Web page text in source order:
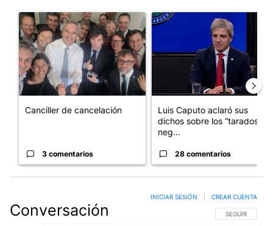
Un artículo de tendencia con el título "Canciller de
Canciller de cancelación
3 comentarios
Un artículo de tendencia con
Luis Caputo aclaró sus
dichos sobre los “tarados” y
neg...
28 comentarios
Conversación SIGA ESTA
SEGUIR
INICIAR SESIÓN CREAR CUENTA